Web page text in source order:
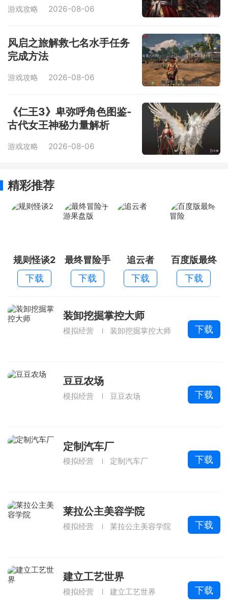
游戏攻略 2026-08-06
风启之旅解救七名水手任务
完成方法
游戏攻略 2026-08-06
《仁王3》卑弥呼角色图鉴-
古代女王神秘力量解析
游戏攻略 2026-08-06
精彩推荐
规则怪谈2
下载
最终冒险手
游果盘版
下载
追云者
下载
百度版最终
冒险
下载
装卸挖掘掌控大师
模拟经营 装卸挖掘掌控大师 下载
豆豆农场
模拟经营 豆豆农场 下载
定制汽车厂
模拟经营 定制汽车厂 下载
莱拉公主美容学院
模拟经营 莱拉公主美容学院 下载
建立工艺世界
模拟经营 建立工艺世界 下载